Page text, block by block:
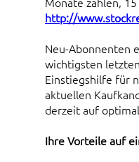
http://
Neu-Abonnenten
wichtigsten
Einstiegshilfe für
aktuellen
derzeit auf
Ihre Vorteile auf